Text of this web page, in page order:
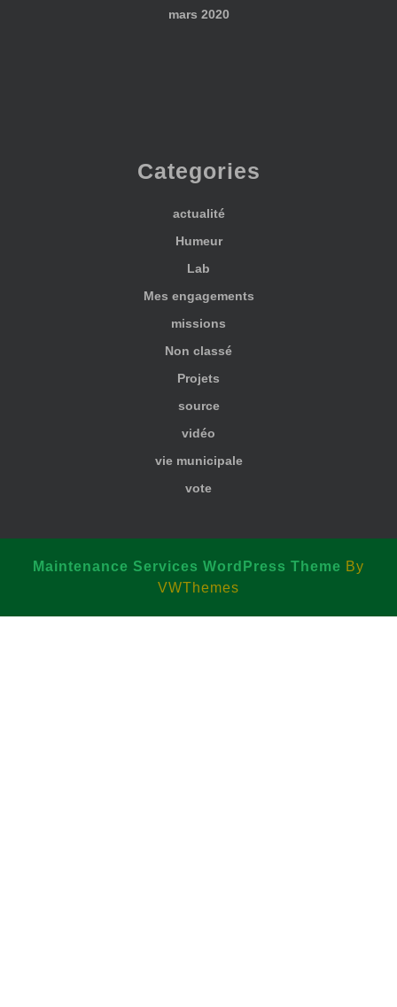
mars 2020
Categories
actualité
Humeur
Lab
Mes engagements
missions
Non classé
Projets
source
vidéo
vie municipale
vote
Maintenance Services WordPress Theme By
VWThemes